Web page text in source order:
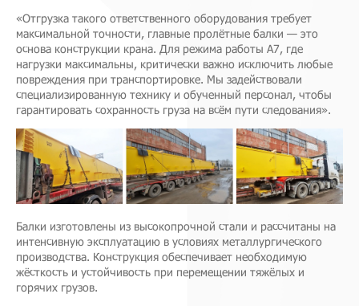
«Отгрузка такого ответственного оборудования требует
максимальной точности, главные пролётные балки — это
основа конструкции крана. Для режима работы А7, где
нагрузки максимальны, критически важно исключить любые
повреждения при транспортировке. Мы задействовали
специализированную технику и обученный персонал, чтобы
гарантировать сохранность груза на всём пути следования».
Балки изготовлены из высокопрочной стали и рассчитаны на
интенсивную эксплуатацию в условиях металлургического
производства. Конструкция обеспечивает необходимую
жёсткость и устойчивость при перемещении тяжёлых и
горячих грузов.